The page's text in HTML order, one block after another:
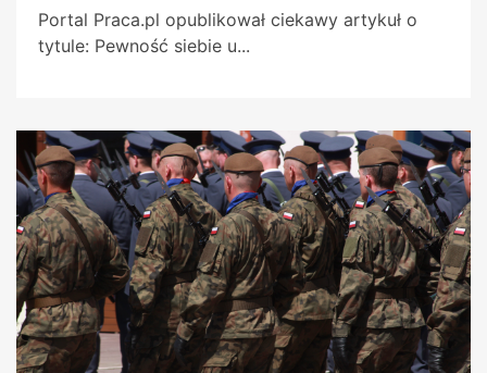
Portal Praca.pl opublikował ciekawy artykuł o
tytule: Pewność siebie u...